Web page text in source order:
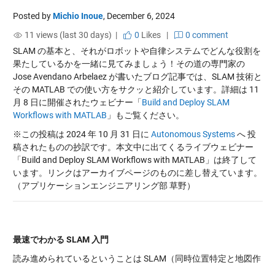
Posted byMichio Inoue, December 6, 2024
11 views (last 30 days) |
0 Likes|
0 comment
SLAM の基本と、それがロボットや自律システムでどんな役割を
果たしているかを一緒に見てみましょう！その道の専門家の
Jose Avendano Arbelaez が書いたブログ記事では、SLAM 技術と
その MATLAB での使い方をサクッと紹介しています。詳細は 11
月 8 日に開催されたウェビナー「Build and Deploy SLAM
Workflows with MATLAB 」もご覧ください。
※この投稿は 2024 年 10 月 31 日に Autonomous Systemsへ 投
稿されたものの抄訳です。本文中に出てくるライブウェビナー
「Build and Deploy SLAM Workflows with MATLAB」は終了して
います。リンクはアーカイブページのものに差し替えています。
（アプリケーションエンジニアリング部 草野）
最速でわかる SLAM 入門
読み進められているということは SLAM（同時位置特定と地図作